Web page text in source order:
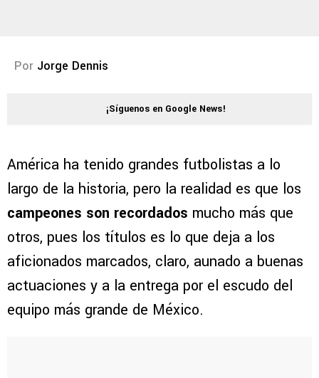
Por Jorge Dennis
¡Síguenos en Google News!
América ha tenido grandes futbolistas a lo
largo de la historia, pero la realidad es que los
campeones son recordados mucho más que
otros, pues los títulos es lo que deja a los
aficionados marcados, claro, aunado a buenas
actuaciones y a la entrega por el escudo del
equipo más grande de México.